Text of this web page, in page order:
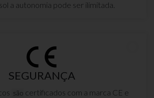
a autonomia pode ser ilimitada.
SEGURANÇA
são certificados com a marca CE e